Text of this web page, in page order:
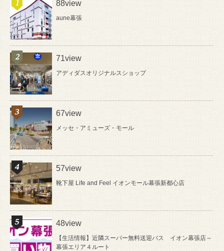
88view
aune幕張
71view
アディダスオリジナルスショップ
67view
メッセ・アミューズ・モール
57view
靴下屋 Life and Feel イオンモール幕張新都心店
48view
【生活情報】近隣スーパー無料送迎バス イオン幕張店～
幕張エリア４ルート